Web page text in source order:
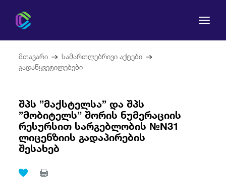
კომისია
მომხმარებლის უფლებები
რეგულირება
მთავარი სამართლებრივი აქტები
გადაწყვეტილებები
შპს ”მაქსტელსა” და შპს
”მობიტელს” შორის ნუმერაციის
რესურსით სარგებლობის №N31
ლიცენზიის გადაპირების
შესახებ